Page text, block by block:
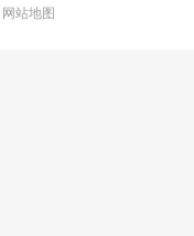
网站地图